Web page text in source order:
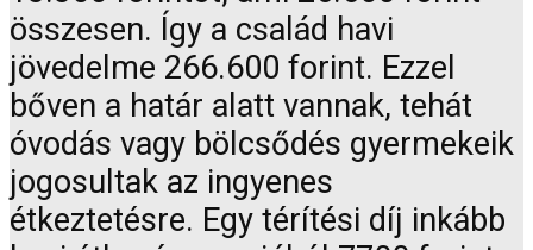
összesen. Így a család havi
jövedelme 266.600 forint. Ezzel
bőven a határ alatt vannak, tehát
óvodás vagy bölcsődés gyermekeik
jogosultak az ingyenes
étkeztetésre. Egy térítési díj inkább